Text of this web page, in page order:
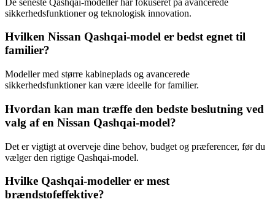
sikkerhedsfunktioner og teknologisk innovation.
Hvilken Nissan Qashqai-model er bedst egnet til
familier?
Modeller med større kabineplads og avancerede
sikkerhedsfunktioner kan være ideelle for familier.
Hvordan kan man træffe den bedste beslutning ved
valg af en Nissan Qashqai-model?
Det er vigtigt at overveje dine behov, budget og præferencer, før du
vælger den rigtige Qashqai-model.
Hvilke Qashqai-modeller er mest
brændstofeffektive?